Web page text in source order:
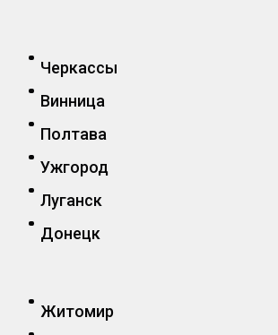
Черкассы
Винница
Полтава
Ужгород
Луганск
Донецк
Житомир